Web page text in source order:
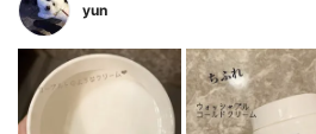
yun